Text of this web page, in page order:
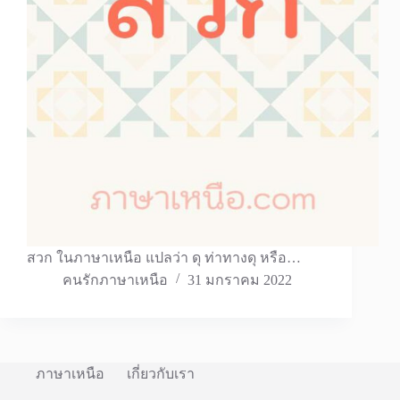
สวก ในภาษาเหนือ แปลว่า ดุ ท่าทางดุ หรือ…
คนรักภาษาเหนือ
31 มกราคม 2022
ภาษาเหนือ เกี่ยวกับเรา